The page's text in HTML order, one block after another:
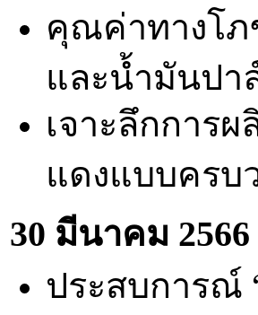
คุณค่าทางโภ
และน้ำมันปา
เจาะลึกการ
แดงแบบครบ
30 มีนาคม 2566
ประสบการณ์